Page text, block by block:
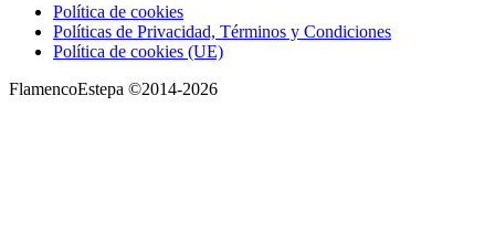
Política de cookies
Políticas de Privacidad, Términos y Condiciones
Política de cookies (UE)
FlamencoEstepa ©2014-2026